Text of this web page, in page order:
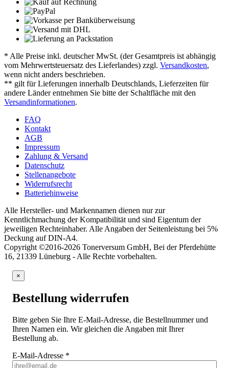
* Alle Preise inkl. deutscher MwSt. (der Gesamtpreis ist abhängig
vom Mehrwertsteuersatz des Lieferlandes) zzgl. Versandkosten,
wenn nicht anders beschrieben.
** gilt für Lieferungen innerhalb Deutschlands, Lieferzeiten für
andere Länder entnehmen Sie bitte der Schaltfläche mit den
Versandinformationen.
FAQ
Kontakt
AGB
Impressum
Zahlung & Versand
Datenschutz
Stellenangebote
Widerrufsrecht
Batteriehinweise
Alle Hersteller- und Markennamen dienen nur zur
Kenntlichmachung der Kompatibilität und sind Eigentum der
jeweiligen Rechteinhaber. Alle Angaben der Seitenleistung bei 5%
Deckung auf DIN-A4.
Copyright ©2016-2026 Tonerversum GmbH, Bei der Pferdehütte
16, 21339 Lüneburg - Alle Rechte vorbehalten.
×
Bestellung widerrufen
Bitte geben Sie Ihre E-Mail-Adresse, die Bestellnummer und
Ihren Namen ein. Wir gleichen die Angaben mit Ihrer
Bestellung ab.
E-Mail-Adresse *